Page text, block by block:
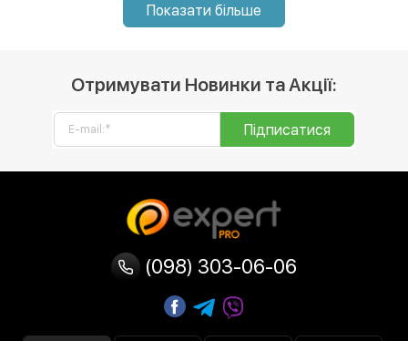
Показати більше
Отримувати Новинки та Акції:
Підписатися
(098) 303-06-06